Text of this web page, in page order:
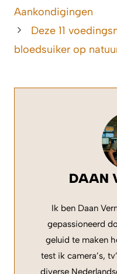
Aankondigingen
Deze 11
bloedsuiker op
DAAN
Ik ben Daan
gepassioneerd
geluid te maken
test ik camera’s,
diverse